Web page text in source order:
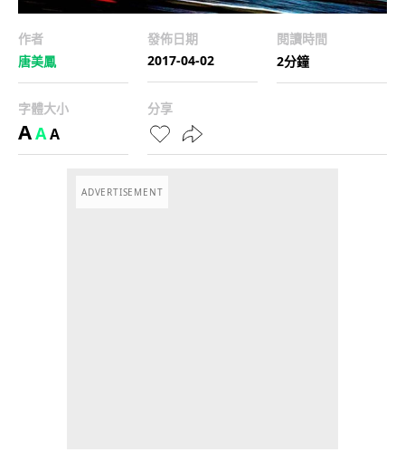
作者
唐美鳳
發佈日期
2017-04-02
閱讀時間
2分鐘
字體大小
AAA
分享
ADVERTISEMENT